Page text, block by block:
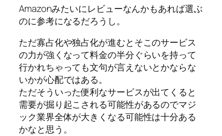
Amazonみたいにレビューなんかもあれば選ぶ
のに参考になるだろうし。
ただ寡占化や独占化が進むとそこのサービス
の力が強くなって料金の半分ぐらいを持って
行かれちゃっても文句が言えないとかならな
いかが心配ではある。
ただそういった便利なサービスが出てくると
需要が掘り起こされる可能性があるのでマジ
ック業界全体が大きくなる可能性は十分ある
かなと思う。